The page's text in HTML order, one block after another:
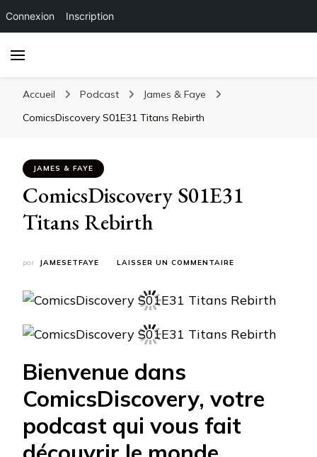
Connexion Inscription
Accueil Podcast
James & Faye
ComicsDiscovery S01E31 Titans Rebirth
JAMES & FAYE
ComicsDiscovery S01E31
Titans Rebirth
par JAMESETFAYE LAISSER UN COMMENTAIRE
TITANS
Bienvenue dans
ComicsDiscovery, votre
podcast qui vous fait